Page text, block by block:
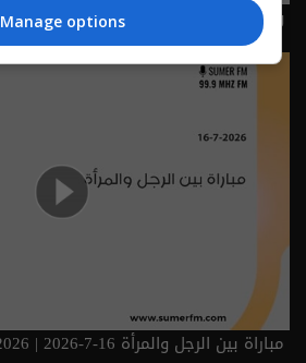
وظيفة غريبة 20-7-2026 | 2026
مباراة بين الرجل والمرأة 16-7-2026 | 2026
Manage options